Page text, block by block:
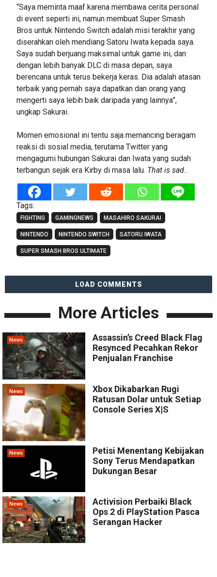
“Saya meminta maaf karena membawa cerita personal
di event seperti ini, namun membuat Super Smash
Bros untuk Nintendo Switch adalah misi terakhir yang
diserahkan oleh mendiang Satoru Iwata kepada saya.
Saya sudah berjuang maksimal untuk game ini, dan
dengan lebih banyak DLC di masa depan, saya
berencana untuk terus bekerja keras. Dia adalah atasan
terbaik yang pernah saya dapatkan dan orang yang
mengerti saya lebih baik daripada yang lainnya”,
ungkap Sakurai.
Momen emosional ini tentu saja memancing beragam
reaksi di sosial media, terutama Twitter yang
mengagumi hubungan Sakurai dan Iwata yang sudah
terbangun sejak era Kirby di masa lalu. That is sad..
Tags:
FIGHTING GAMINGNEWS MASAHIRO SAKURAI
NINTENDO NINTENDO SWITCH SATORU IWATA
SUPER SMASH BROS ULTIMATE
LOAD COMMENTS
More Articles
News
Assassin’s Creed Black Flag
Resynced Pecahkan Rekor
Penjualan Franchise
News
Xbox Dikabarkan Rugi
Ratusan Dolar untuk Setiap
Console Series X|S
News
Petisi Menentang Kebijakan
Sony Terus Mendapatkan
Dukungan Besar
News
Activision Perbaiki Black
Ops 2 di PlayStation Pasca
Serangan Hacker